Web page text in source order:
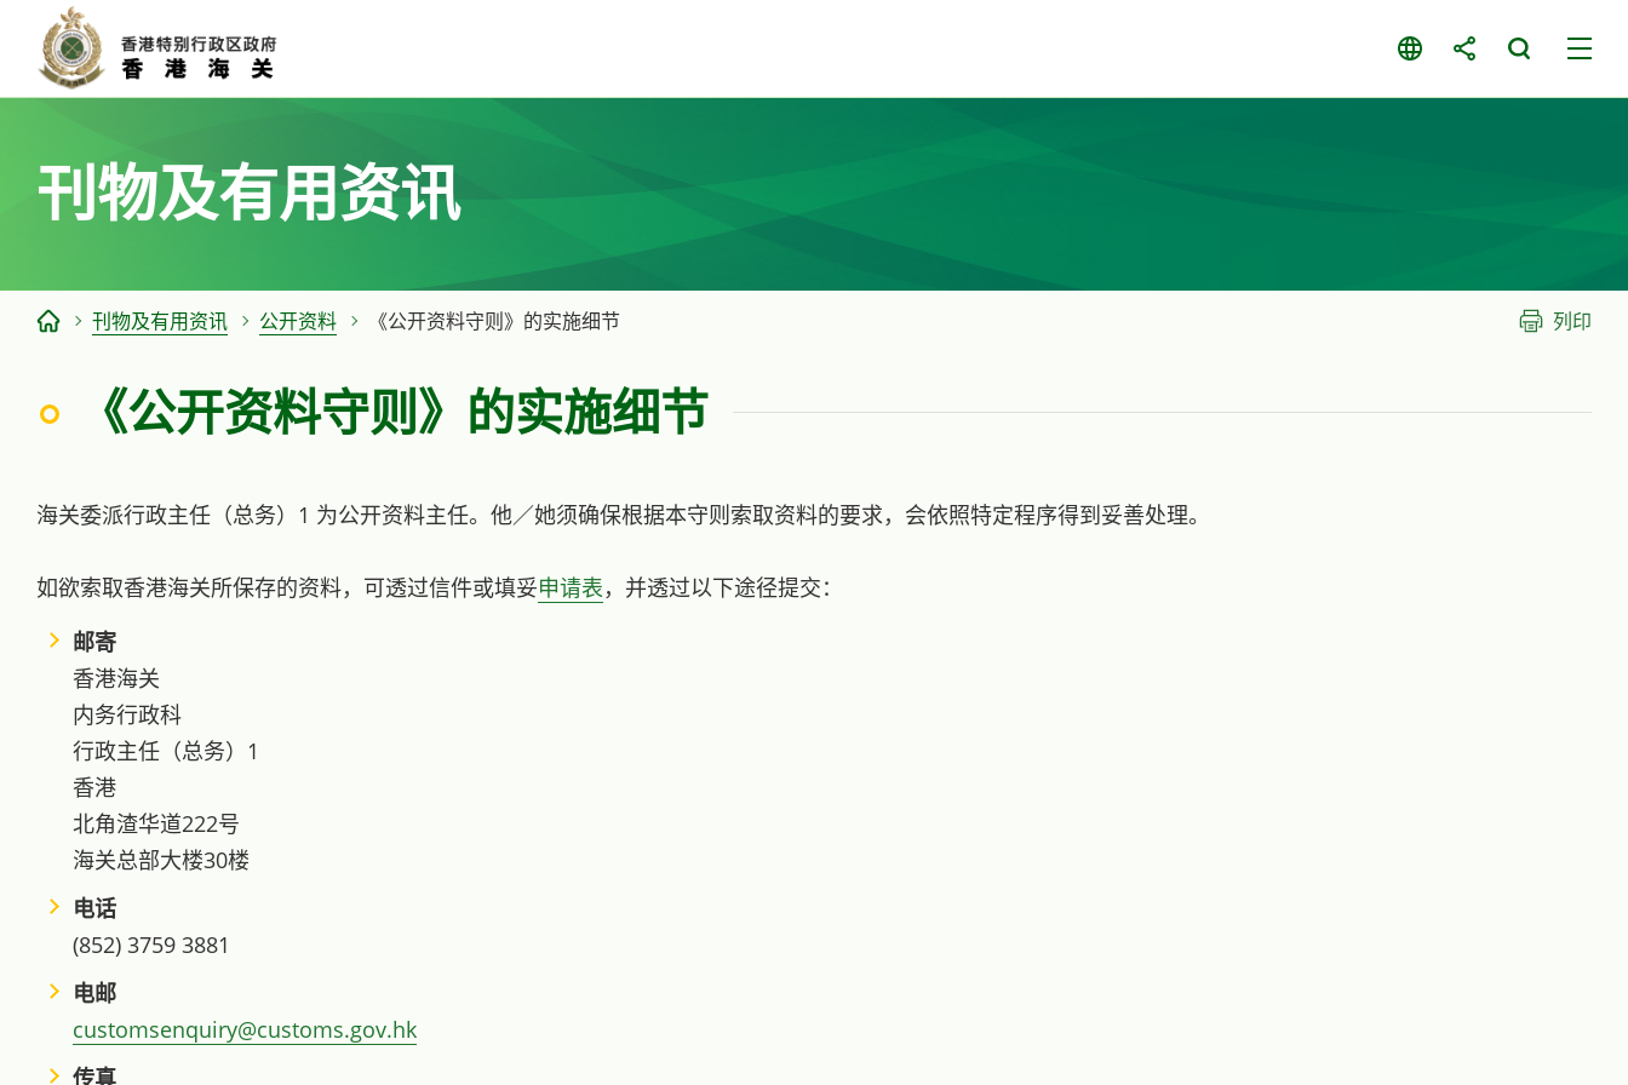
主
刊物及有用资讯
刊物及有用资讯 公开资料 《公开资料守则》的实施细节 列印
《公开资料守则》的实施细节
海关委派行政主任（总务）1 为公开资料主任。他／她须确保根据本守则索取资料的要求，会依照特定程序得到妥善处理。
如欲索取香港海关所保存的资料，可透过信件或填妥申请表，并透过以下途径提交：
邮寄
香港海关
内务行政科
行政主任（总务）1
香港
北角渣华道222号
海关总部大楼30楼
电话
(852) 3759 3881
电邮
customsenquiry@customs.gov.hk
传真